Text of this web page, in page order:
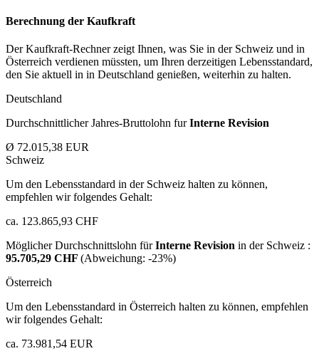
Berechnung der Kaufkraft
Der Kaufkraft-Rechner zeigt Ihnen, was Sie in der Schweiz und in
Österreich verdienen müssten, um Ihren derzeitigen Lebensstandard,
den Sie aktuell in in Deutschland genießen, weiterhin zu halten.
Deutschland
Durchschnittlicher Jahres-Bruttolohn furInterne Revision
Ø 72.015,38 EUR
Schweiz
Um den Lebensstandard in der Schweiz halten zu können,
empfehlen wir folgendes Gehalt:
ca. 123.865,93 CHF
Möglicher Durchschnittslohn fürInterne Revision in der Schweiz :
95.705,29 CHF (Abweichung: -23%)
Österreich
Um den Lebensstandard in Österreich halten zu können, empfehlen
wir folgendes Gehalt:
ca. 73.981,54 EUR